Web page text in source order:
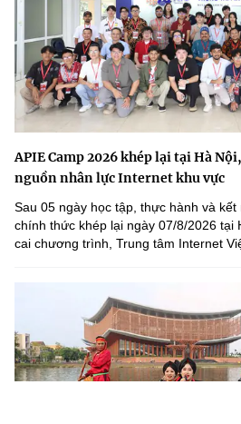
APIE Camp 2026 khép lại tại Hà
nguồn nhân lực Internet khu vực
Sau 05 ngày học tập, thực hành và kết
chính thức khép lại ngày 07/8/2026 tại
cai chương trình, Trung tâm Internet